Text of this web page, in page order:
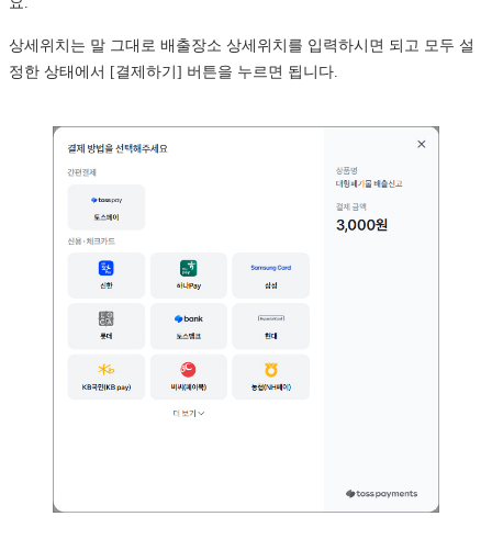
상세위치는 말 그대로 배출장소 상세위치를 입력하시면 되고 모두 설
정한 상태에서 [결제하기] 버튼을 누르면 됩니다.